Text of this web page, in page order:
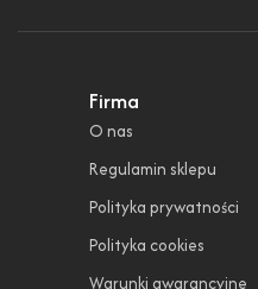
Firma
O nas
Regulamin sklepu
Polityka prywatności
Polityka cookies
Warunki gwarancyjne